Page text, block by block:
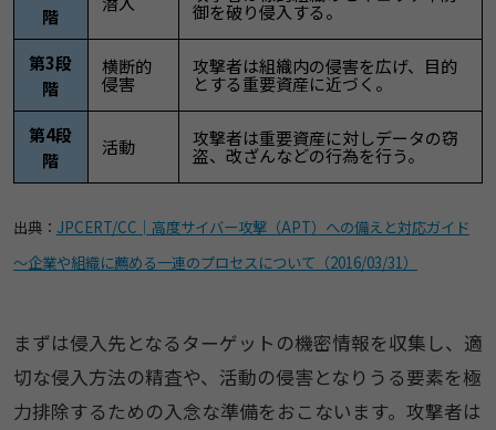
階
御を破り侵入する。
第3段
階
横断的
侵害
攻撃者は組織内の侵害を広げ、目的
とする重要資産に近づく。
第4段
階
活動 攻撃者は重要資産に対しデータの窃
盗、改ざんなどの行為を行う。
出典： JPCERT/CC│高度サイバー攻撃（APT）への備えと対応ガイド
～企業や組織に薦める一連のプロセスについて（2016/03/31）
まずは侵入先となるターゲットの機密情報を収集し、適
切な侵入方法の精査や、活動の侵害となりうる要素を極
力排除するための入念な準備をおこないます。攻撃者は